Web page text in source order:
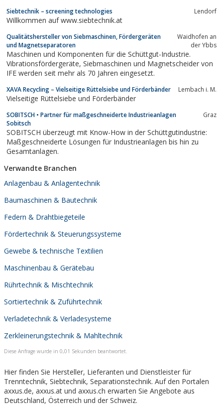
Siebtechnik – screening technologies Lendorf
Willkommen auf www.siebtechnik.at
Qualitätshersteller von Siebmaschinen, Fördergeräten
und Magnetseparatoren
Waidhofen an
der Ybbs
Maschinen und Komponenten für die Schüttgut-Industrie.
Vibrationsfördergeräte, Siebmaschinen und Magnetscheider von
IFE werden seit mehr als 70 Jahren eingesetzt.
XAVA Recycling – Vielseitige Rüttelsiebe und Förderbänder Lembach i. M.
Vielseitige Rüttelsiebe und Förderbänder
SOBITSCH • Partner für maßgeschneiderte Industrieanlagen
Sobitsch
Graz
SOBITSCH überzeugt mit Know-How in der Schüttgutindustrie:
Maßgeschneiderte Lösungen für Industrieanlagen bis hin zu
Gesamtanlagen.
Verwandte Branchen
Anlagenbau & Anlagentechnik
Baumaschinen & Bautechnik
Federn & Drahtbiegeteile
Fördertechnik & Steuerungssysteme
Gewebe & technische Textilien
Maschinenbau & Gerätebau
Rührtechnik & Mischtechnik
Sortiertechnik & Zuführtechnik
Verladetechnik & Verladesysteme
Zerkleinerungstechnik & Mahltechnik
Diese Anfrage wurde in 0,01 Sekunden beantwortet.
Hier finden Sie Hersteller, Lieferanten und Dienstleister für
Trenntechnik, Siebtechnik, Separationstechnik. Auf den Portalen
axxus.de, axxus.at und axxus.ch erwarten Sie Angebote aus
Deutschland, Österreich und der Schweiz.